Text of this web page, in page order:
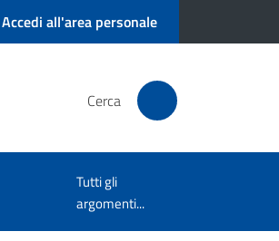
Accedi all'area personale
Cerca
Tutti gli
argomenti...